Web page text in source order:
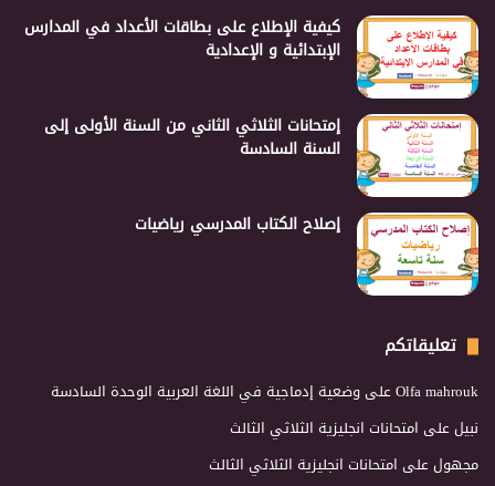
كيفية الإطلاع على بطاقات الأعداد في المدارس
الإبتدائية و الإعدادية
إمتحانات الثلاثي الثاني من السنة الأولى إلى
السنة السادسة
إصلاح الكتاب المدرسي رياضيات
تعليقاتكم
Olfa mahroukعلى وضعية إدماجية في اللغة العربية الوحدة السادسة
نبيلعلى امتحانات انجليزية الثلاثي الثالث
مجهولعلى امتحانات انجليزية الثلاثي الثالث